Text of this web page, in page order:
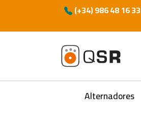
(+34) 986 48 16 33
Alternadores